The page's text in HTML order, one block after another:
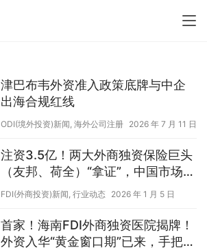
津巴布韦外资准入政策底牌与中企
出海合规红线
ODI(境外投资)新闻, 海外公司注册 2026 年 7 月 11 日
注资3.5亿！两大外商独资保险巨头
（友邦、荷全）“拿证”，中国市场外
商FDI准入再提速！
FDI(外商投资)新闻, 行业动态 2026 年 1 月 5 日
首家！海南FDI外商独资医院揭牌！
外资入华“黄金窗口期”已来，手把手